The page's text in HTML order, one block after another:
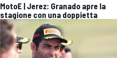
MotoE | Jerez: Granado apre la
stagione con una doppietta